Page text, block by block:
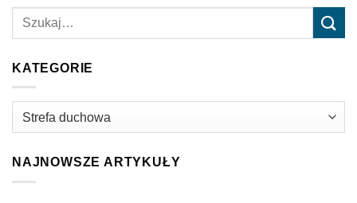
KATEGORIE
Kategorie
NAJNOWSZE ARTYKUŁY